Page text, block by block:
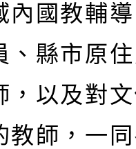
內國教輔
、縣市原
，以及對
教師，一